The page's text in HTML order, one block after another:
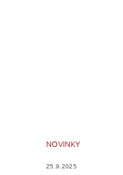
NOVINKY
25.9.2025